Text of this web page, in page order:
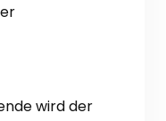
wird der